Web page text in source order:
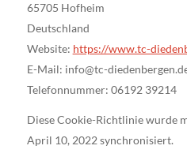
65705 Hofheim
Deutschland
Website: https://www.tc-
E-Mail: info@tc-
Telefonnummer: 06192 39214
Diese Cookie-Richtlinie wurde
April 10, 2022 synchronisiert.